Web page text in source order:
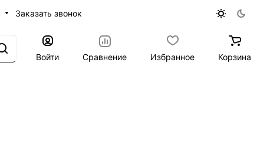
Заказать звонок
Войти Сравнение Избранное Корзина